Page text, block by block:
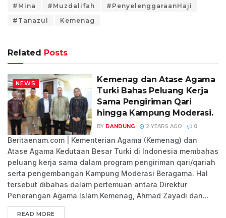
#Mina
#Muzdalifah
#PenyelenggaraanHaji
#Tanazul
Kemenag
Related Posts
NEWS
Kemenag dan Atase Agama
Turki Bahas Peluang Kerja
Sama Pengiriman Qari
hingga Kampung Moderasi.
BY DANDUNG 2 YEARS AGO 0
Beritaenam.com | Kementerian Agama (Kemenag) dan
Atase Agama Kedutaan Besar Turki di Indonesia membahas
peluang kerja sama dalam program pengiriman qari/qariah
serta pengembangan Kampung Moderasi Beragama. Hal
tersebut dibahas dalam pertemuan antara Direktur
Penerangan Agama Islam Kemenag, Ahmad Zayadi dan...
READ MORE